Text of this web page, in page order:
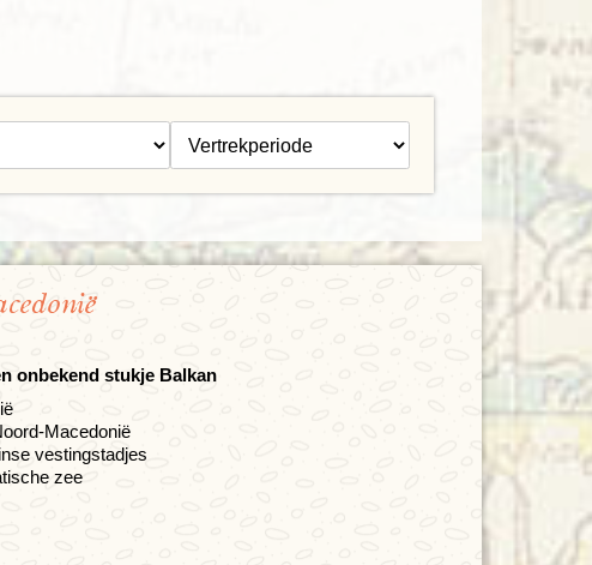
onbekend stukje Balkan
Macedonië
vestingstadjes
zee